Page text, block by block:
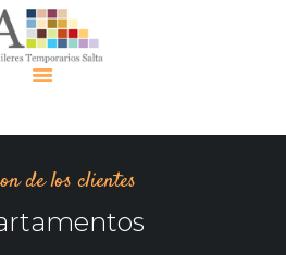
de los clientes